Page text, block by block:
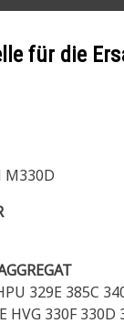
für die
M330D
329E 385C
HVG 330F